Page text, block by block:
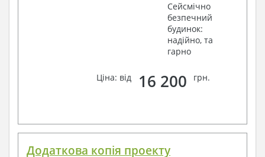
Сейсмічно
безпечний
будинок:
надійно, та
гарно
Ціна: від 16 200 грн.
Додаткова копія проекту